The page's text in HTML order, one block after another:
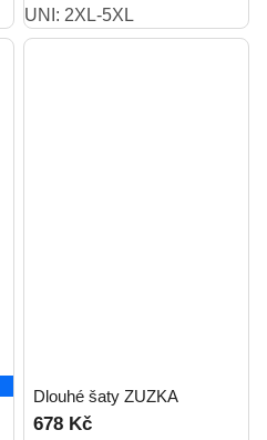
UNI: 2XL-5XL
Dlouhé šaty ZUZKA
678 Kč